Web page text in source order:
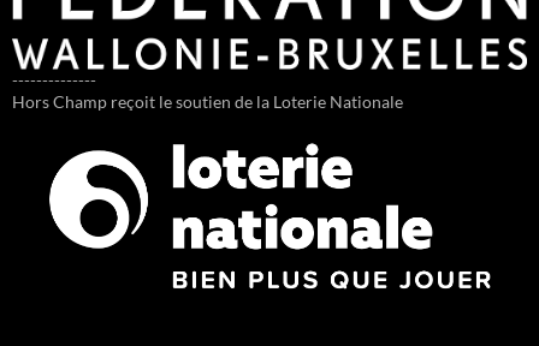
--------------
Hors Champ reçoit le soutien de la Loterie Nationale